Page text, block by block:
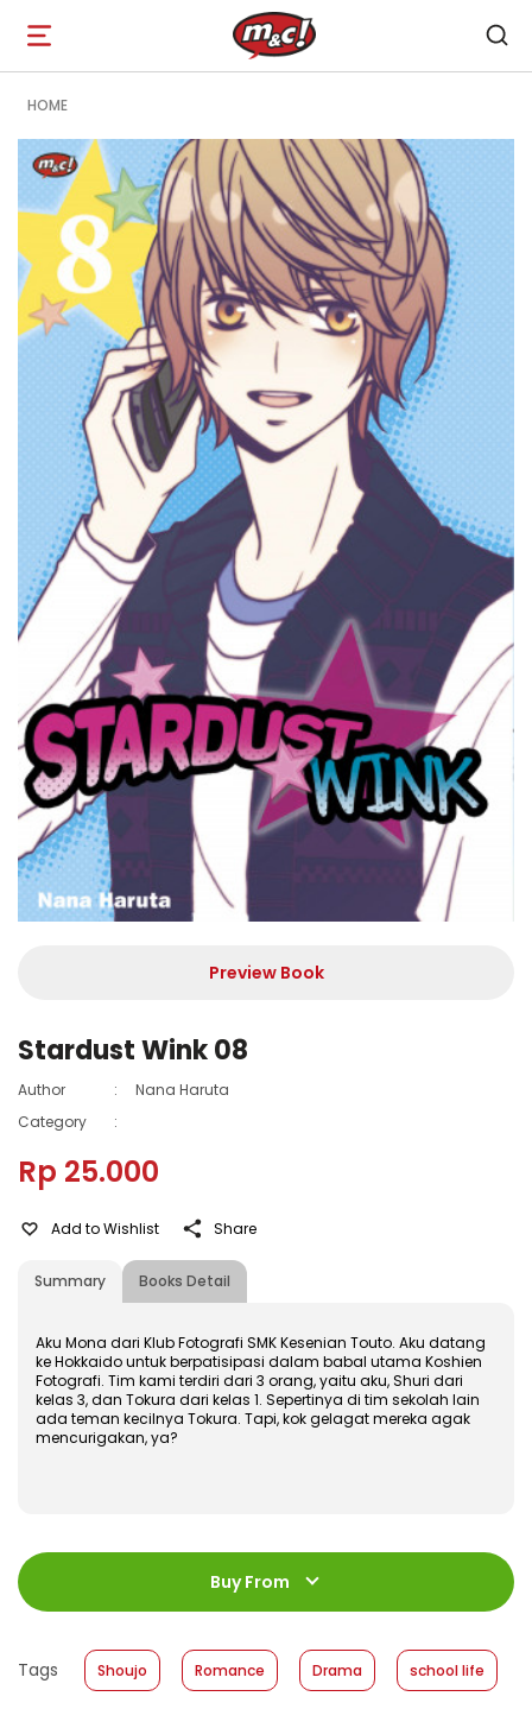
Open
navigation
HOME
Preview Book
Stardust Wink 08
Author :
Nana Haruta
Category
:
Rp 25.000
Summary Books Detail
Add to Wishlist Share
Aku Mona dari Klub Fotografi SMK Kesenian Touto. Aku datang
ke Hokkaido untuk berpatisipasi dalam babal utama Koshien
Fotografi. Tim kami terdiri dari 3 orang, yaitu aku, Shuri dari
kelas 3, dan Tokura dari kelas 1. Sepertinya di tim sekolah lain
ada teman kecilnya Tokura. Tapi, kok gelagat mereka agak
mencurigakan, ya?
ISBN :
978-602-428-617-0
168 halaman
Size
:
11,2 x 17,6
Format
: Hardcover
Buy From
Tags Shoujo Romance Drama school life